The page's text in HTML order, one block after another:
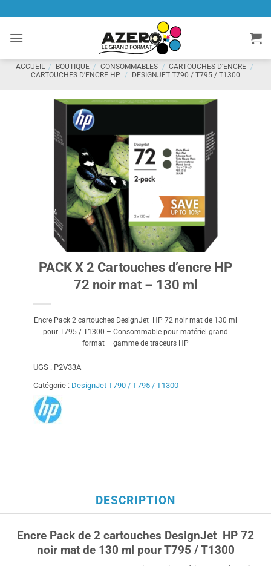
contenu
ACCUEIL / BOUTIQUE / CONSOMMABLES / CARTOUCHES D'ENCRE /
CARTOUCHES D'ENCRE HP / DESIGNJET T790 / T795 / T1300
PACK X 2 Cartouches d’encre HP
72 noir mat – 130 ml
Encre Pack 2 cartouches DesignJet HP 72 noir mat de 130 ml
pour T795 / T1300 – Consommable pour matériel grand
format – gamme de traceurs HP
UGS : P2V33A
Catégorie : DesignJet T790 / T795 / T1300
DESCRIPTION
Encre Pack de 2 cartouches DesignJet HP 72
noir mat de 130 ml pour T795 / T1300